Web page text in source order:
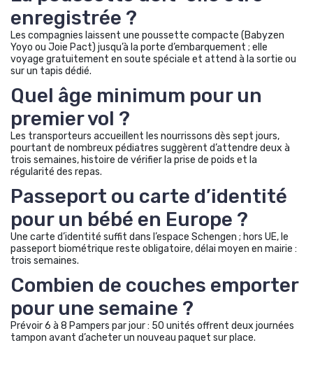
enregistrée ?
Les compagnies laissent une poussette compacte (Babyzen
Yoyo ou Joie Pact) jusqu’à la porte d’embarquement ; elle
voyage gratuitement en soute spéciale et attend à la sortie ou
sur un tapis dédié.
Quel âge minimum pour un
premier vol ?
Les transporteurs accueillent les nourrissons dès sept jours,
pourtant de nombreux pédiatres suggèrent d’attendre deux à
trois semaines, histoire de vérifier la prise de poids et la
régularité des repas.
Passeport ou carte d’identité
pour un bébé en Europe ?
Une carte d’identité suffit dans l’espace Schengen ; hors UE, le
passeport biométrique reste obligatoire, délai moyen en mairie :
trois semaines.
Combien de couches emporter
pour une semaine ?
Prévoir 6 à 8 Pampers par jour : 50 unités offrent deux journées
tampon avant d’acheter un nouveau paquet sur place.